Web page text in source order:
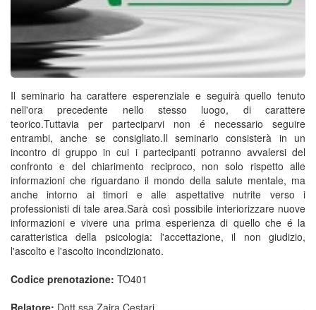
Il seminario ha carattere esperenziale e seguirà quello tenuto
nell'ora precedente nello stesso luogo, di carattere
teorico.Tuttavia per parteciparvi non é necessario seguire
entrambi, anche se consigliato.Il seminario consisterà in un
incontro di gruppo in cui i partecipanti potranno avvalersi del
confronto e del chiarimento reciproco, non solo rispetto alle
informazioni che riguardano il mondo della salute mentale, ma
anche intorno ai timori e alle aspettative nutrite verso i
professionisti di tale area.Sarà così possibile interiorizzare nuove
informazioni e vivere una prima esperienza di quello che é la
caratteristica della psicologia: l'accettazione, il non giudizio,
l'ascolto e l'ascolto incondizionato.
Codice prenotazione: TO401
Relatore: Dott.ssa Zaira Cestari